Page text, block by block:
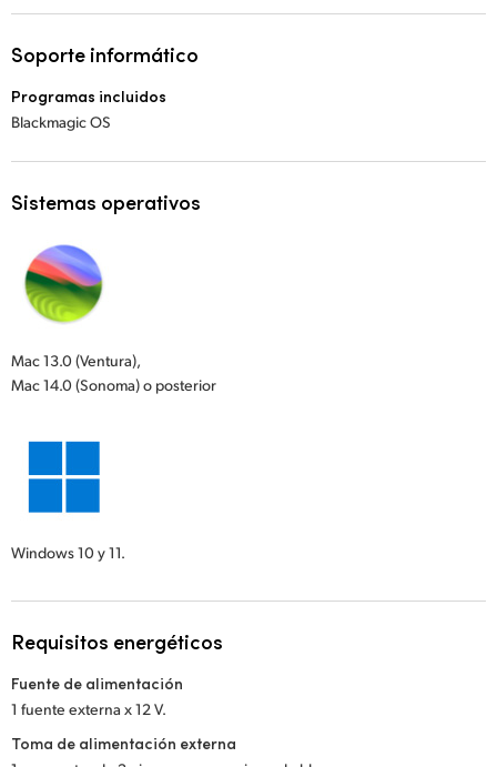
Soporte informático
Programas incluidos
Blackmagic OS
Sistemas operativos
Mac 13.0 (Ventura),
Mac 14.0 (Sonoma) o posterior
Windows 10 y 11.
Requisitos energéticos
Fuente de alimentación
1 fuente externa x 12 V.
Toma de alimentación externa